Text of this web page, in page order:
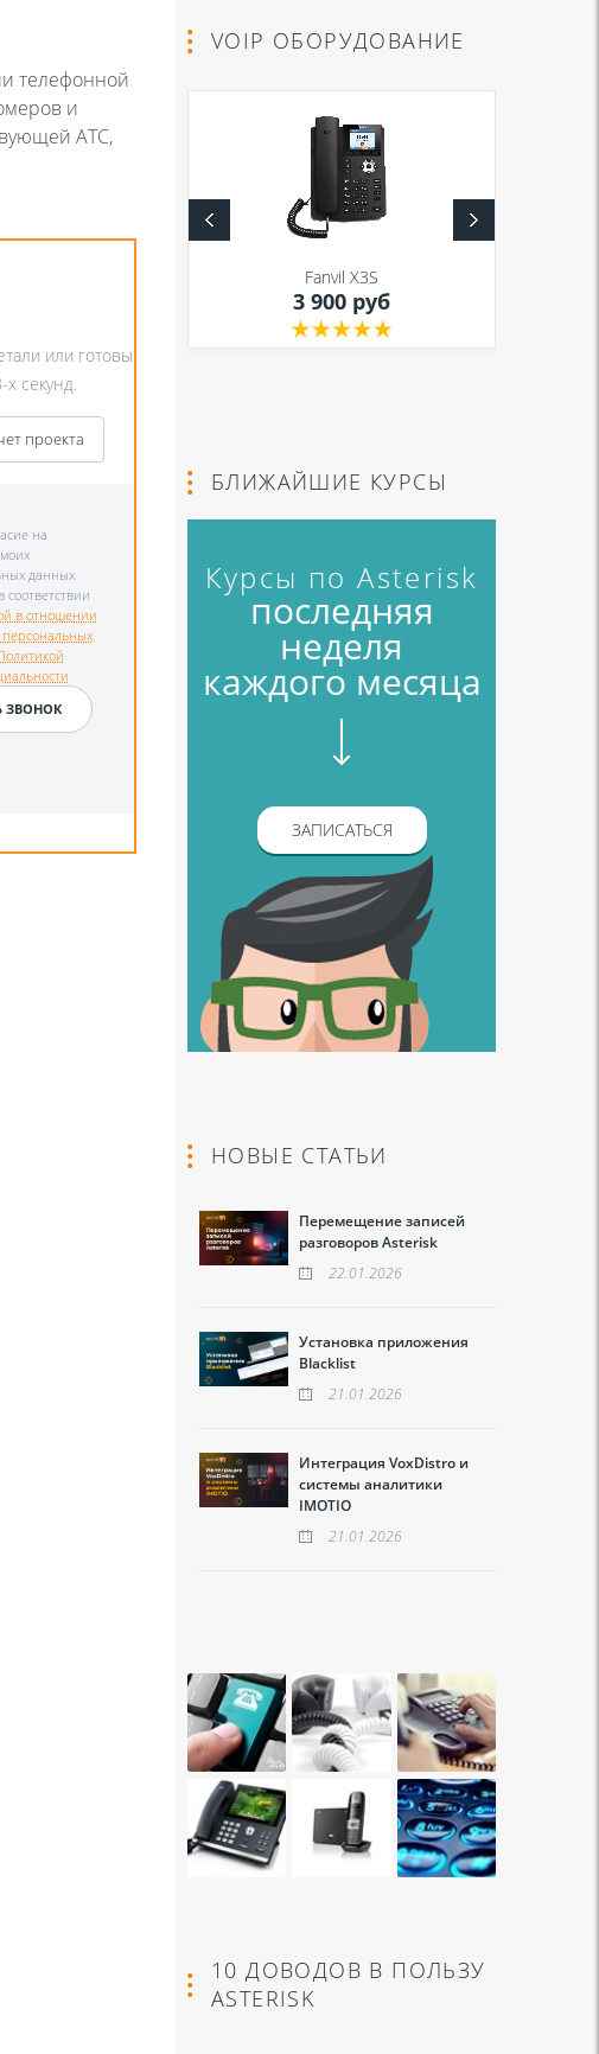
телефонной
и
АТС,
или готовы
секунд.
на
данных
соответствии
в отношении
персональных
проекта
VOIP ОБОРУДОВАНИЕ
Fanvil X3S
3 900 руб
БЛИЖАЙШИЕ КУРСЫ
Курсы по Asterisk
последняя
неделя
каждого месяца
ЗАПИСАТЬСЯ
НОВЫЕ СТАТЬИ
Перемещение записей
разговоров Asterisk
22.01.2026
Установка приложения
Blacklist
21.01.2026
Интеграция VoxDistro и
системы аналитики
IMOTIO
21.01.2026
10 ДОВОДОВ В ПОЛЬЗУ
ASTERISK